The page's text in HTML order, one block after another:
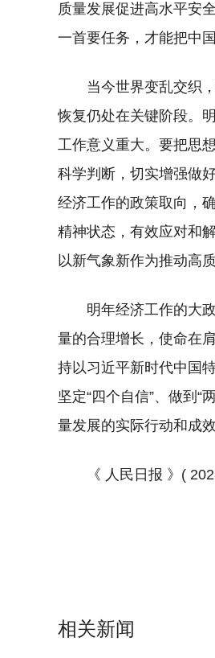
质量发展促进高水平安
一首要任务，才能把中
当今世界变乱交织
恢复仍处在关键阶段。
工作意义重大。要把思
科学判断，切实增强做
经济工作的政策取向，
精神状态，有效应对和
以新气象新作为推动高
明年经济工作的大
量的合理增长，使命在
持以习近平新时代中国
坚定“四个自信”、做到
量发展的实际行动和成
《 人民日报 》(
相关新闻